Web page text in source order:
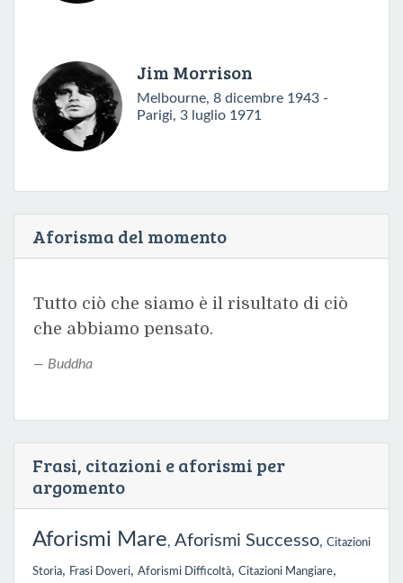
Jim Morrison
Melbourne, 8 dicembre 1943 -
Parigi, 3 luglio 1971
Aforisma del momento
Tutto ciò che siamo è il risultato di ciò
che abbiamo pensato.
Buddha
Frasi, citazioni e aforismi per
argomento
Aforismi Mare, Aforismi Successo, Citazioni
Storia, Frasi Doveri, Aforismi Difficoltà, Citazioni Mangiare,